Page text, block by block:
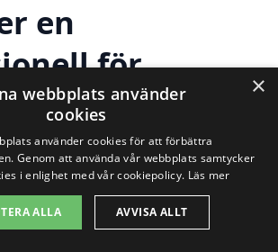
en
för
i
nära
×
webbplats använder
cookies
använder cookies för att förbättra
Genom att använda vår webbplats samtycker
i enlighet med vår cookiepolicy. Läs mer
ALLA AVVISA ALLT